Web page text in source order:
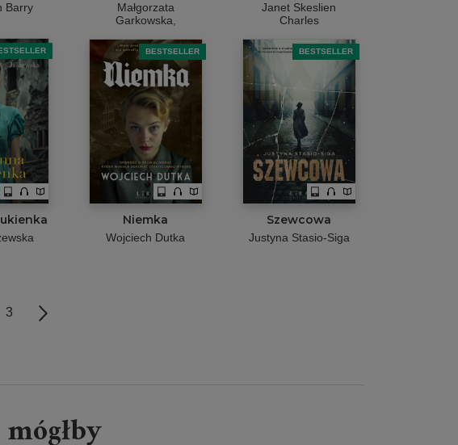
Barry
Małgorzata
Garkowska,
Janet Skeslien
Charles
BESTSELLER
Niemka
Wojciech Dutka
BESTSELLER
Szewcowa
Justyna Stasio-Siga
3 Next